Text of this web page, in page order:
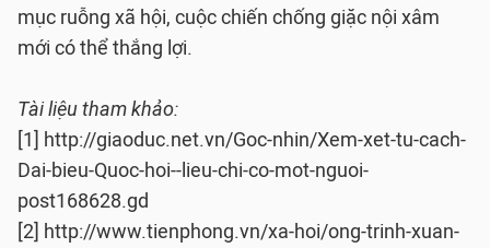
mục ruỗng xã hội, cuộc chiến chống giặc nội xâm
mới có thể thắng lợi.
Tài liệu tham khảo:
[1] http://giaoduc.net.vn/Goc-nhin/Xem-xet-tu-cach-
Dai-bieu-Quoc-hoi--lieu-chi-co-mot-nguoi-
post168628.gd
[2] http://www.tienphong.vn/xa-hoi/ong-trinh-xuan-